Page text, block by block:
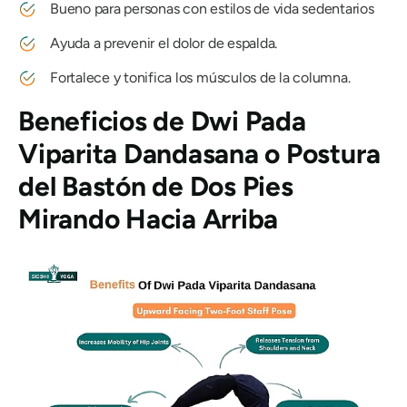
Bueno para personas con estilos de vida sedentarios
Ayuda a prevenir el dolor de espalda.
Fortalece y tonifica los músculos de la columna.
Beneficios de Dwi Pada
Viparita Dandasana o Postura
del Bastón de Dos Pies
Mirando Hacia Arriba